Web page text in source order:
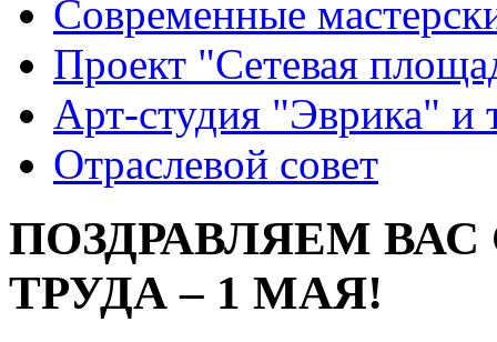
Современные
Проект "Сетевая
Арт-студия "Эврика" и
Отраслевой совет
ПОЗДРАВЛЯЕМ
ТРУДА – 1 МАЯ!